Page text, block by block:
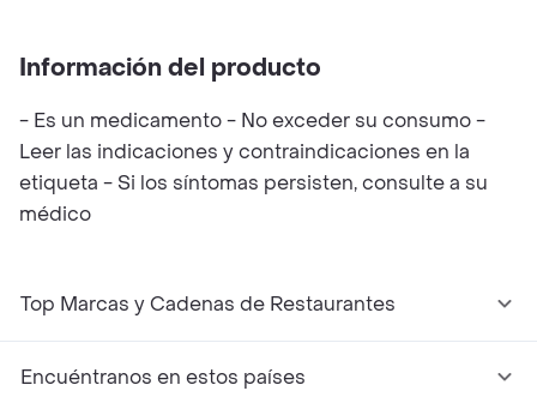
Información del producto
- Es un medicamento - No exceder su consumo -
Leer las indicaciones y contraindicaciones en la
etiqueta - Si los síntomas persisten, consulte a su
médico
Top Marcas y Cadenas de Restaurantes
Encuéntranos en estos países